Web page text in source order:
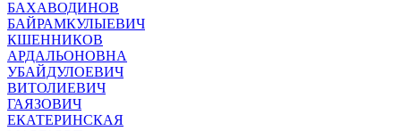
БАХАВОДИНОВ
БАЙРАМКУЛЫЕВИЧ
КШЕННИКОВ
АРДАЛЬОНОВНА
УБАЙДУЛОЕВИЧ
ВИТОЛИЕВИЧ
ГАЯЗОВИЧ
ЕКАТЕРИНСКАЯ